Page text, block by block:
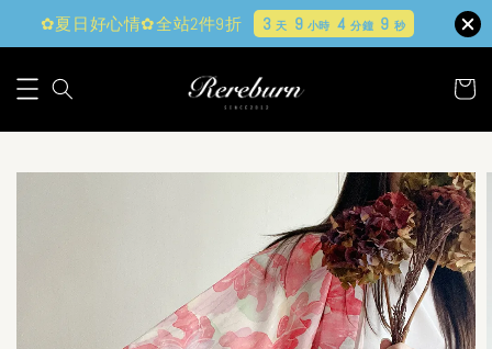
✿夏日好心情✿全站2件9折 3 天 9 小時 4分鐘 7 秒